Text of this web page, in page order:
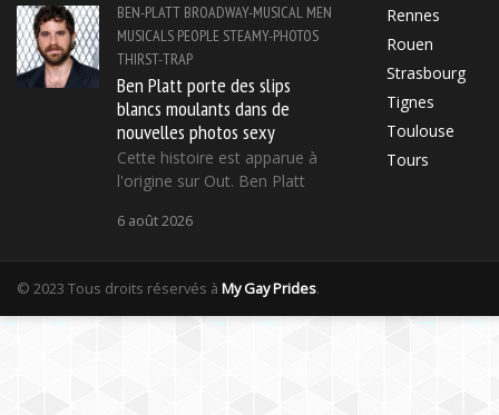
BEN-PLATT BROADWAY-MUSICAL MEN
MUSICALS PEOPLE STEAMY-PHOTOS
THIRST-TRAP
Ben Platt porte des slips
blancs moulants dans de
nouvelles photos sexy
Cette histoire est apparue à
l'origine sur Out. Ben Platt
6 août 2026
Rennes
Rouen
Strasbourg
Tignes
Toulouse
Tours
© 2023 Tous droits réservés à My Gay Prides.